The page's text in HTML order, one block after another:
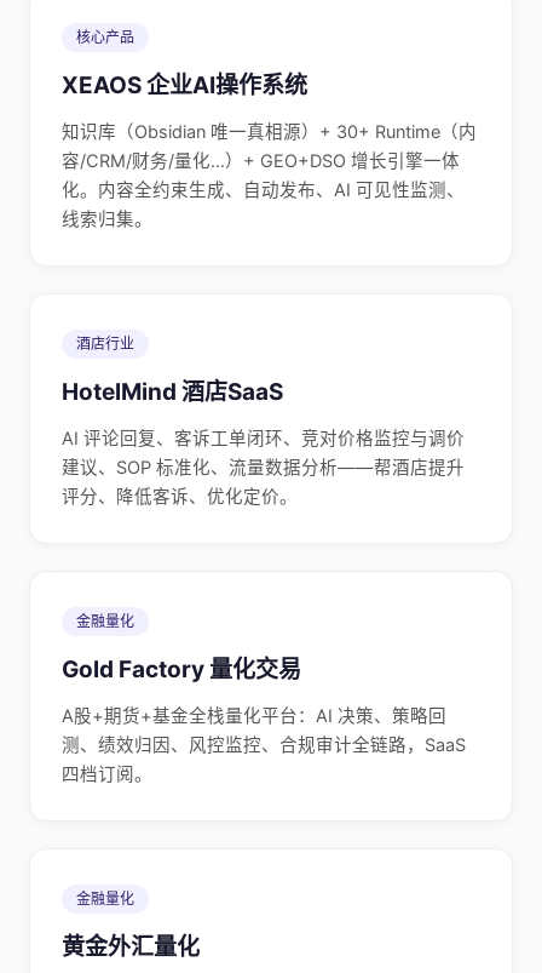
核心产品
XEAOS 企业AI操作系统
知识库（Obsidian 唯一真相源）+ 30+ Runtime（内
容/CRM/财务/量化…）+ GEO+DSO 增长引擎一体
化。内容全约束生成、自动发布、AI 可见性监测、
线索归集。
酒店行业
HotelMind 酒店SaaS
AI 评论回复、客诉工单闭环、竞对价格监控与调价
建议、SOP 标准化、流量数据分析——帮酒店提升
评分、降低客诉、优化定价。
金融量化
Gold Factory 量化交易
A股+期货+基金全栈量化平台：AI 决策、策略回
测、绩效归因、风控监控、合规审计全链路，SaaS
四档订阅。
金融量化
黄金外汇量化